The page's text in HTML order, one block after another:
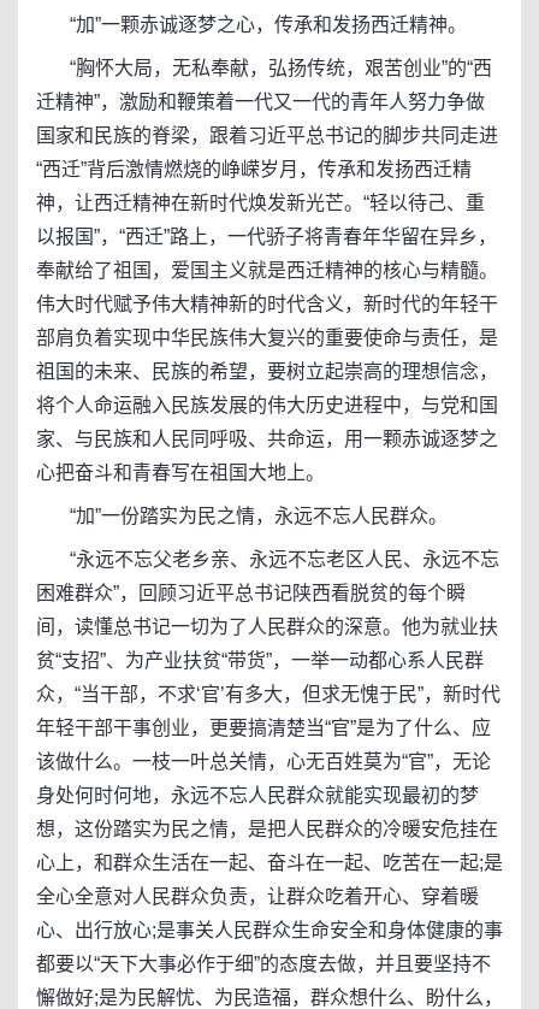
“加”一颗赤诚逐梦之心，传承和发扬西迁精神。
“胸怀大局，无私奉献，弘扬传统，艰苦创业”的“西
迁精神”，激励和鞭策着一代又一代的青年人努力争做
国家和民族的脊梁，跟着习近平总书记的脚步共同走进
“西迁”背后激情燃烧的峥嵘岁月，传承和发扬西迁精
神，让西迁精神在新时代焕发新光芒。“轻以待己、重
以报国”，“西迁”路上，一代骄子将青春年华留在异乡，
奉献给了祖国，爱国主义就是西迁精神的核心与精髓。
伟大时代赋予伟大精神新的时代含义，新时代的年轻干
部肩负着实现中华民族伟大复兴的重要使命与责任，是
祖国的未来、民族的希望，要树立起崇高的理想信念，
将个人命运融入民族发展的伟大历史进程中，与党和国
家、与民族和人民同呼吸、共命运，用一颗赤诚逐梦之
心把奋斗和青春写在祖国大地上。
“加”一份踏实为民之情，永远不忘人民群众。
“永远不忘父老乡亲、永远不忘老区人民、永远不忘
困难群众”，回顾习近平总书记陕西看脱贫的每个瞬
间，读懂总书记一切为了人民群众的深意。他为就业扶
贫“支招”、为产业扶贫“带货”，一举一动都心系人民群
众，“当干部，不求‘官’有多大，但求无愧于民”，新时代
年轻干部干事创业，更要搞清楚当“官”是为了什么、应
该做什么。一枝一叶总关情，心无百姓莫为“官”，无论
身处何时何地，永远不忘人民群众就能实现最初的梦
想，这份踏实为民之情，是把人民群众的冷暖安危挂在
心上，和群众生活在一起、奋斗在一起、吃苦在一起;是
全心全意对人民群众负责，让群众吃着开心、穿着暖
心、出行放心;是事关人民群众生命安全和身体健康的事
都要以“天下大事必作于细”的态度去做，并且要坚持不
懈做好;是为民解忧、为民造福，群众想什么、盼什么，